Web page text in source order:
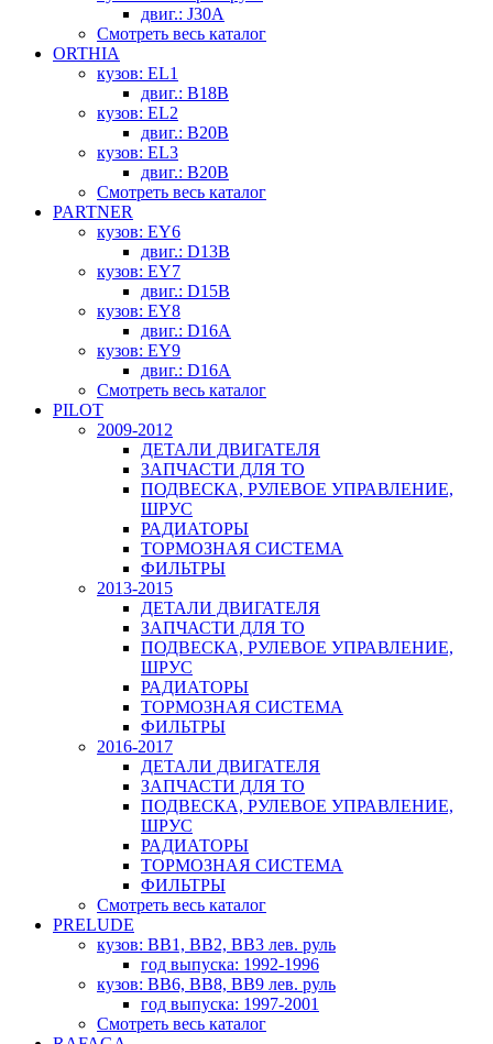
двиг.: J30A
Смотреть весь каталог
ORTHIA
кузов: EL1
двиг.: B18B
кузов: EL2
двиг.: B20B
кузов: EL3
двиг.: B20B
Смотреть весь каталог
PARTNER
кузов: EY6
двиг.: D13B
кузов: EY7
двиг.: D15B
кузов: EY8
двиг.: D16A
кузов: EY9
двиг.: D16A
Смотреть весь каталог
PILOT
2009-2012
ДЕТАЛИ ДВИГАТЕЛЯ
ЗАПЧАСТИ ДЛЯ ТО
ПОДВЕСКА, РУЛЕВОЕ УПРАВЛЕНИЕ,
ШРУС
РАДИАТОРЫ
ТОРМОЗНАЯ СИСТЕМА
ФИЛЬТРЫ
2013-2015
ДЕТАЛИ ДВИГАТЕЛЯ
ЗАПЧАСТИ ДЛЯ ТО
ПОДВЕСКА, РУЛЕВОЕ УПРАВЛЕНИЕ,
ШРУС
РАДИАТОРЫ
ТОРМОЗНАЯ СИСТЕМА
ФИЛЬТРЫ
2016-2017
ДЕТАЛИ ДВИГАТЕЛЯ
ЗАПЧАСТИ ДЛЯ ТО
ПОДВЕСКА, РУЛЕВОЕ УПРАВЛЕНИЕ,
ШРУС
РАДИАТОРЫ
ТОРМОЗНАЯ СИСТЕМА
ФИЛЬТРЫ
Смотреть весь каталог
PRELUDE
кузов: BB1, BB2, BB3 лев. руль
год выпуска: 1992-1996
кузов: BB6, BB8, BB9 лев. руль
год выпуска: 1997-2001
Смотреть весь каталог